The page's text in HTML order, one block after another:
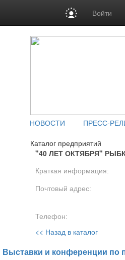
Войти
НОВОСТИ ПРЕСС-
Каталог предприятий
"40 ЛЕТ ОКТЯБРЯ"
Краткая информация:
Почтовый адрес:
Телефон:
<< Назад в каталог
Выставки и конференции по